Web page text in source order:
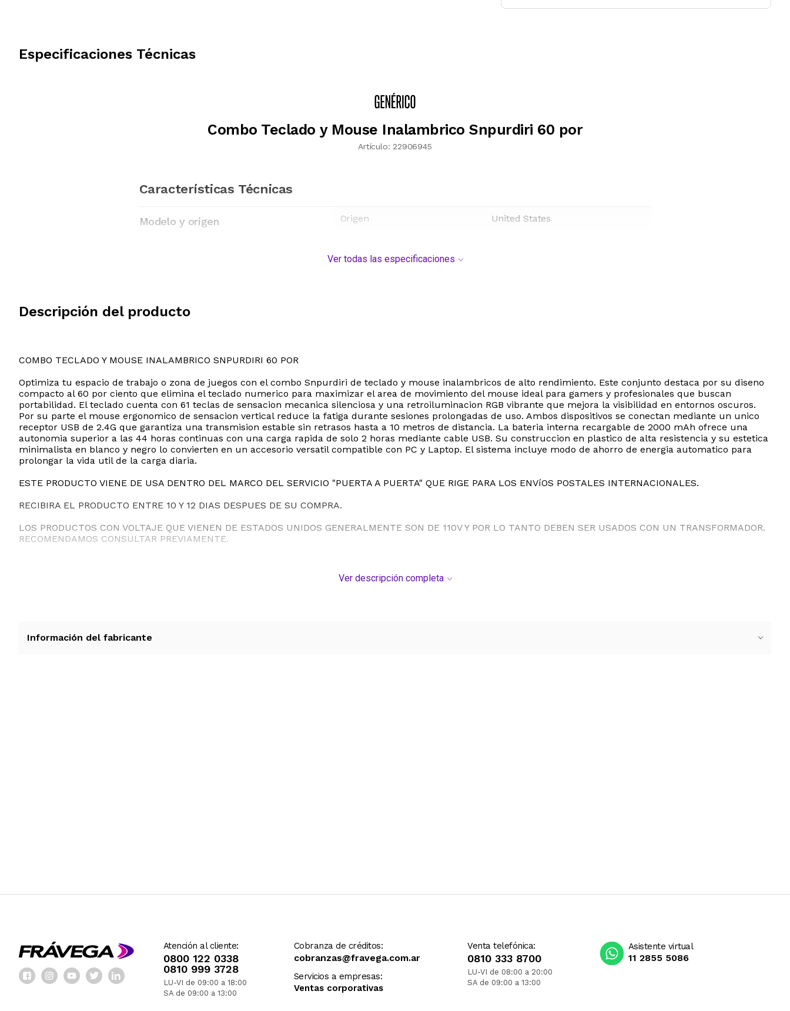
Especificaciones Técnicas
Combo Teclado y Mouse Inalambrico Snpurdiri 60 por
Artículo: 22906945
Características Técnicas
Modelo y origen Origen United States
Ver todas las especificaciones
Descripción del producto
COMBO TECLADO Y MOUSE INALAMBRICO SNPURDIRI 60 POR
Optimiza tu espacio de trabajo o zona de juegos con el combo Snpurdiri de teclado y mouse inalambricos de alto rendimiento. Este conjunto destaca por su diseno
compacto al 60 por ciento que elimina el teclado numerico para maximizar el area de movimiento del mouse ideal para gamers y profesionales que buscan
portabilidad. El teclado cuenta con 61 teclas de sensacion mecanica silenciosa y una retroiluminacion RGB vibrante que mejora la visibilidad en entornos oscuros.
Por su parte el mouse ergonomico de sensacion vertical reduce la fatiga durante sesiones prolongadas de uso. Ambos dispositivos se conectan mediante un unico
receptor USB de 2.4G que garantiza una transmision estable sin retrasos hasta a 10 metros de distancia. La bateria interna recargable de 2000 mAh ofrece una
autonomia superior a las 44 horas continuas con una carga rapida de solo 2 horas mediante cable USB. Su construccion en plastico de alta resistencia y su estetica
minimalista en blanco y negro lo convierten en un accesorio versatil compatible con PC y Laptop. El sistema incluye modo de ahorro de energia automatico para
prolongar la vida util de la carga diaria.
ESTE PRODUCTO VIENE DE USA DENTRO DEL MARCO DEL SERVICIO "PUERTA A PUERTA" QUE RIGE PARA LOS ENVíOS POSTALES INTERNACIONALES.
RECIBIRA EL PRODUCTO ENTRE 10 Y 12 DIAS DESPUES DE SU COMPRA.
LOS PRODUCTOS CON VOLTAJE QUE VIENEN DE ESTADOS UNIDOS GENERALMENTE SON DE 110V Y POR LO TANTO DEBEN SER USADOS CON UN TRANSFORMADOR.
RECOMENDAMOS CONSULTAR PREVIAMENTE.
Ver descripción completa
Información del fabricante
Atención al cliente:
0800 122 0338
0810 999 3728
LU-VI de 09:00 a 18:00
SA de 09:00 a 13:00
Cobranza de créditos:
cobranzas@fravega.com.ar
Servicios a empresas:
Ventas corporativas
Venta telefónica:
0810 333 8700
LU-VI de 08:00 a 20:00
SA de 09:00 a 13:00
Asistente virtual
11 2855 5086